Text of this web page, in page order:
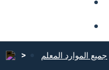
جميع الموارد المعلم